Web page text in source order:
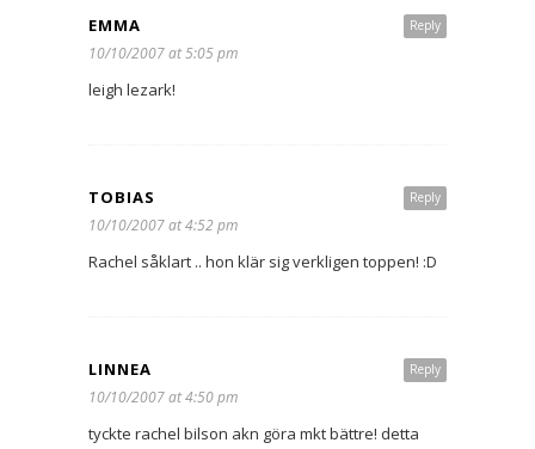
Reply
EMMA
10/10/2007 at 5:05 pm
leigh lezark!
Reply
TOBIAS
10/10/2007 at 4:52 pm
Rachel såklart .. hon klär sig verkligen toppen! :D
Reply
LINNEA
10/10/2007 at 4:50 pm
tyckte rachel bilson akn göra mkt bättre! detta